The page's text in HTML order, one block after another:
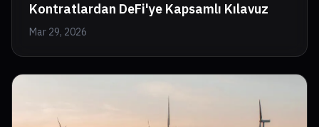
Kontratlardan DeFi'ye Kapsamlı Kılavuz
Mar 29, 2026